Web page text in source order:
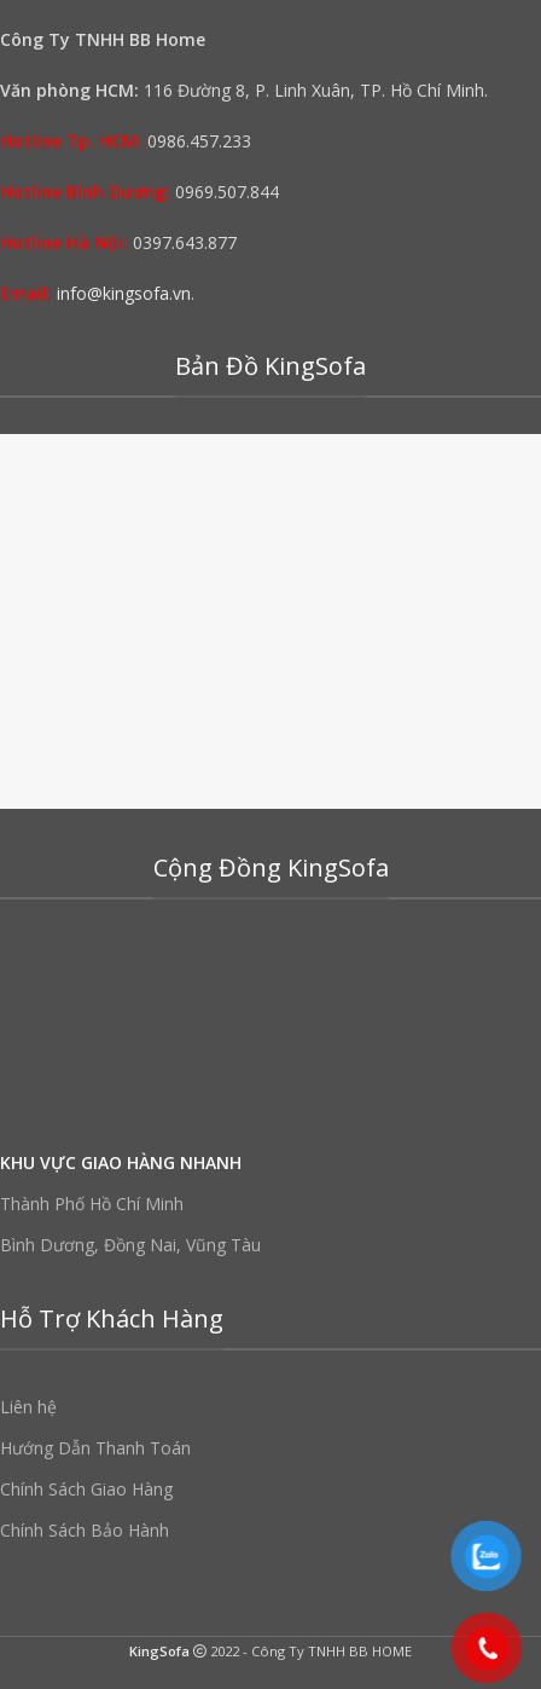
Công Ty TNHH BB Home
Văn phòng HCM: 116 Đường 8, P. Linh Xuân, TP. Hồ Chí Minh.
Hotline Tp. HCM: 0986.457.233
Hotline Bình Dương: 0969.507.844
Hotline Hà Nội: 0397.643.877
Email: info@kingsofa.vn.
Bản Đồ KingSofa
Cộng Đồng KingSofa
KHU VỰC GIAO HÀNG NHANH
Thành Phố Hồ Chí Minh
Bình Dương, Đồng Nai, Vũng Tàu
Hỗ Trợ Khách Hàng
Liên hệ
Hướng Dẫn Thanh Toán
Chính Sách Giao Hàng
Chính Sách Bảo Hành
KingSofa 2022 - Công Ty TNHH BB HOME